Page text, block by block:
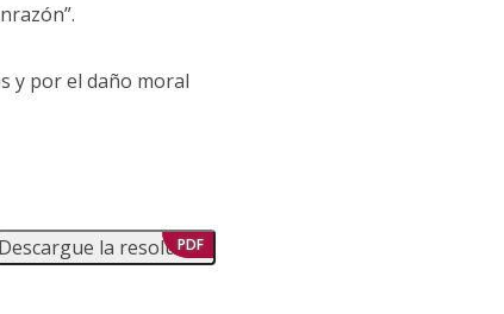
y por el daño moral
Descargue la resolución
PDF